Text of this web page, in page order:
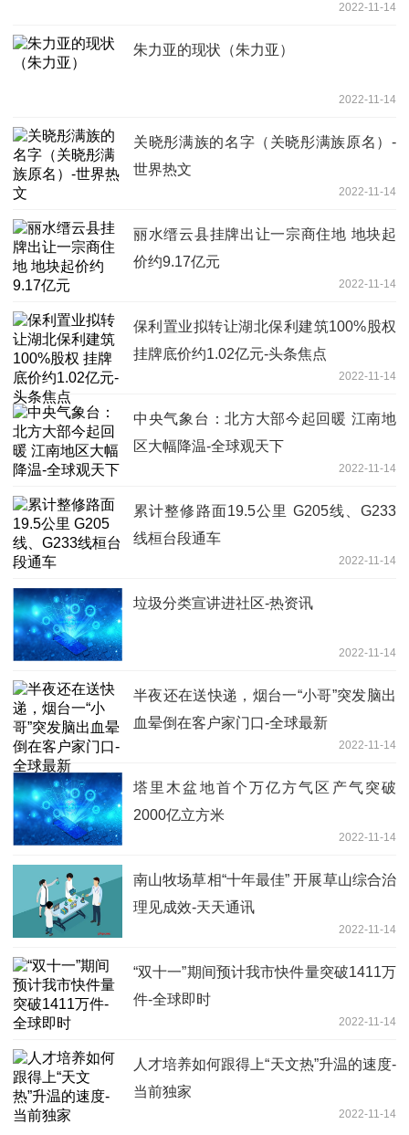
2022-11-14
朱力亚的现状（朱力亚）
2022-11-14
关晓彤满族的名字（关晓彤满族原名）-
世界热文
2022-11-14
丽水缙云县挂牌出让一宗商住地 地块起
价约9.17亿元
2022-11-14
保利置业拟转让湖北保利建筑100%股权
挂牌底价约1.02亿元-头条焦点
2022-11-14
中央气象台：北方大部今起回暖 江南地
区大幅降温-全球观天下
2022-11-14
累计整修路面19.5公里 G205线、G233
线桓台段通车
2022-11-14
垃圾分类宣讲进社区-热资讯
2022-11-14
半夜还在送快递，烟台一“小哥”突发脑出
血晕倒在客户家门口-全球最新
2022-11-14
塔里木盆地首个万亿方气区产气突破
2000亿立方米
2022-11-14
南山牧场草相“十年最佳” 开展草山综合治
理见成效-天天通讯
2022-11-14
“双十一”期间预计我市快件量突破1411万
件-全球即时
2022-11-14
人才培养如何跟得上“天文热”升温的速度-
当前独家
2022-11-14